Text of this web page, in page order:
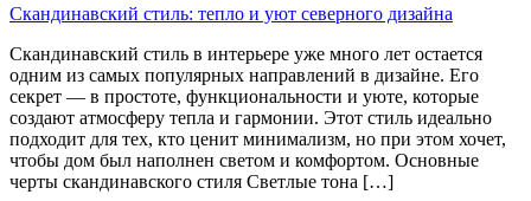
Скандинавский стиль: тепло и уют северного дизайна
Скандинавский стиль в интерьере уже много лет остается
одним из самых популярных направлений в дизайне. Его
секрет — в простоте, функциональности и уюте, которые
создают атмосферу тепла и гармонии. Этот стиль идеально
подходит для тех, кто ценит минимализм, но при этом хочет,
чтобы дом был наполнен светом и комфортом. Основные
черты скандинавского стиля Светлые тона […]